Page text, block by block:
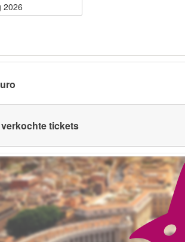
2026
tickets